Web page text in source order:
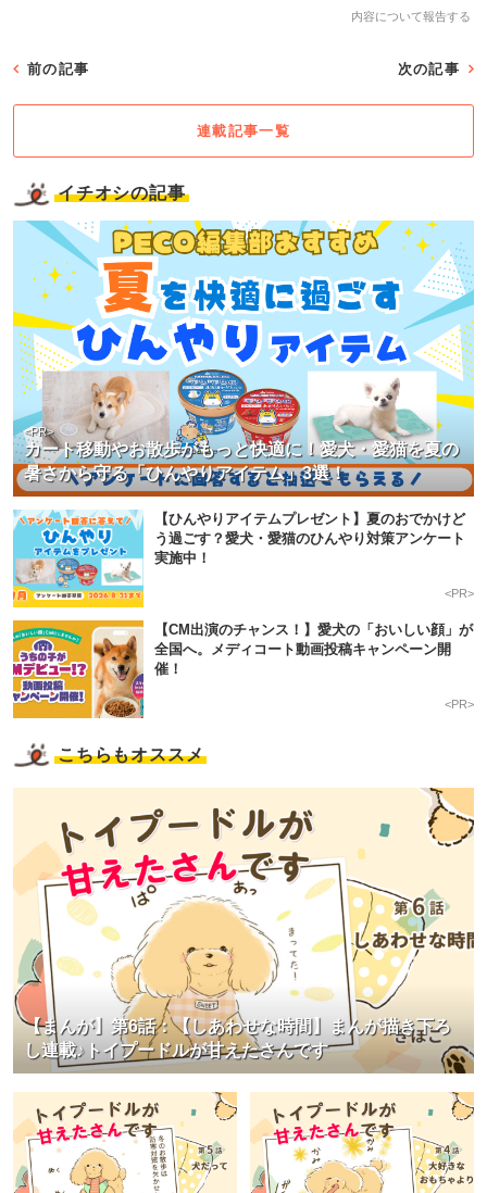
内容について報告する
前の記事 次の記事
連載記事一覧
イチオシの記事
カート移動やお散歩がもっと快適に！愛犬・愛猫を夏の
暑さから守る「ひんやりアイテム」3選！
<PR>
【ひんやりアイテムプレゼント】夏のおでかけど
う過ごす？愛犬・愛猫のひんやり対策アンケート
実施中！
<PR>
【CM出演のチャンス！】愛犬の「おいしい顔」が
全国へ。メディコート動画投稿キャンペーン開
催！
<PR>
こちらもオススメ
【まんが】第6話：【しあわせな時間】まんが描き下ろ
し連載♪トイプードルが甘えたさんです